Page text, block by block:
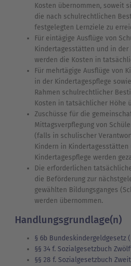
Kosten übernommen, soweit
die nach schulrechtlichen
festgelegten Lernziele zu
Für eintägige Ausflüge von
Kindertagesstätten und in der
werden die Kosten in
Für mehrtägige Ausflüge von
in der Kindertagespflege
Rahmen schulrechtlicher
Kosten in tatsächlicher Höhe
Zuschüsse für die
Mittagsverpflegung von
(falls in schulischer
Kindern in Kindertagesstätten
Kindertagespflege werden
Die erforderlichen
die Beförderung zur
gewählten Bildungsganges
werden übernommen.
Handlungsgrundlage(n)
§ 6b Bundeskindergeldgesetz
§§ 34 f. Sozialgesetzbuch
§§ 28 f. Sozialgesetzbuch